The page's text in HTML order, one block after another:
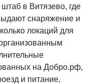
в Витязево, где
снаряжение и
локаций для
на Добро.рф,
и питание,